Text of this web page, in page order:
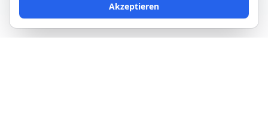
Akzeptieren